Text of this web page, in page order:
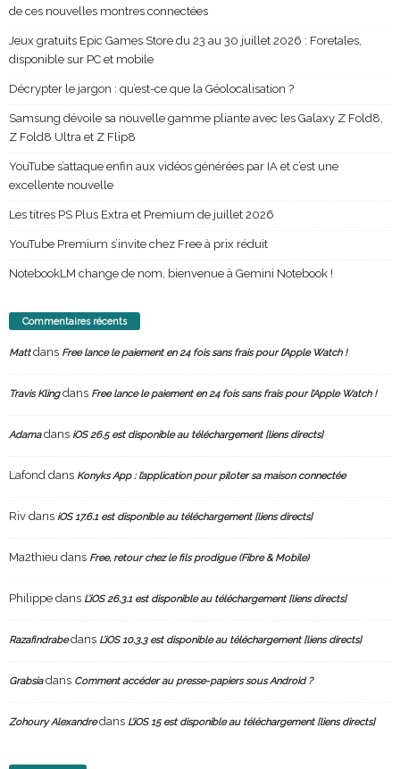
de ces nouvelles montres connectées
Jeux gratuits Epic Games Store du 23 au 30 juillet 2026 : Foretales,
disponible sur PC et mobile
Décrypter le jargon : qu’est-ce que la Géolocalisation ?
Samsung dévoile sa nouvelle gamme pliante avec les Galaxy Z Fold8,
Z Fold8 Ultra et Z Flip8
YouTube s’attaque enfin aux vidéos générées par IA et c’est une
excellente nouvelle
Les titres PS Plus Extra et Premium de juillet 2026
YouTube Premium s’invite chez Free à prix réduit
NotebookLM change de nom, bienvenue à Gemini Notebook !
Commentaires récents
Mattdans Free lance le paiement en 24 fois sans frais pour l’Apple Watch !
Travis Klingdans Free lance le paiement en 24 fois sans frais pour l’Apple Watch !
Adamadans iOS 26.5 est disponible au téléchargement [liens directs]
Lafond dans Konyks App : l’application pour piloter sa maison connectée
Riv dans iOS 17.6.1 est disponible au téléchargement [liens directs]
Ma2thieu dans Free, retour chez le fils prodigue (Fibre & Mobile)
Philippe dans L’iOS 26.3.1 est disponible au téléchargement [liens directs]
Razafindrabedans L’iOS 10.3.3 est disponible au téléchargement [liens directs]
Grabsiadans Comment accéder au presse-papiers sous Android ?
Zohoury Alexandredans L’iOS 15 est disponible au téléchargement [liens directs]